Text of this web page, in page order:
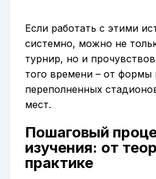
Если работать с этими
системно, можно не
турнир, но и
того времени – от формы
переполненных
мест.
Пошаговый
изучения: от
практике